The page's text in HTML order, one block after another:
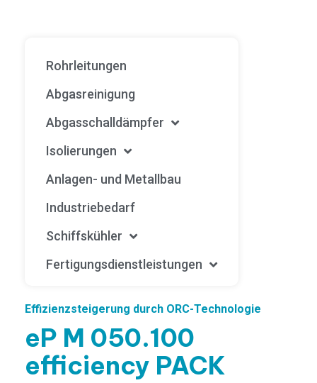
Rohrleitungen
Abgasreinigung
Abgasschalldämpfer
Isolierungen
Anlagen- und Metallbau
Industriebedarf
Schiffskühler
Fertigungsdienstleistungen
Effizienzsteigerung durch ORC-Technologie
eP M 050.100
efficiency PACK